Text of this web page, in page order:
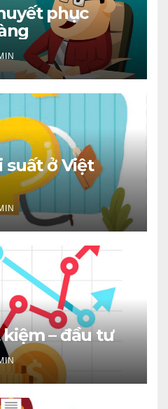
phục
suất ở Việt
– đầu tư